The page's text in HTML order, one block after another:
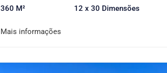
360 M² 12 x 30 Dimensões
Mais informações